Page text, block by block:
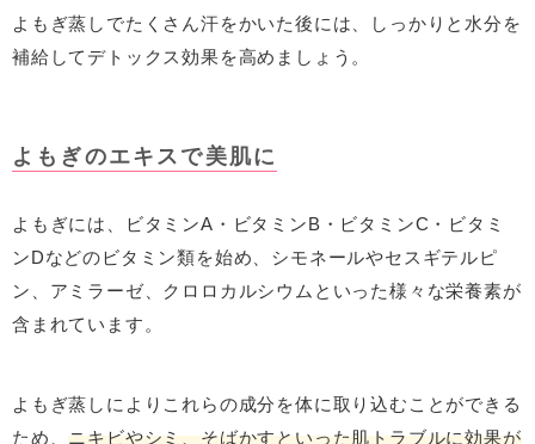
よもぎ蒸しでたくさん汗をかいた後には、しっかりと水分を
補給してデトックス効果を高めましょう。
よもぎのエキスで美肌に
よもぎには、ビタミンA・ビタミンB・ビタミンC・ビタミ
ンDなどのビタミン類を始め、シモネールやセスギテルピ
ン、アミラーゼ、クロロカルシウムといった様々な栄養素が
含まれています。
よもぎ蒸しによりこれらの成分を体に取り込むことができる
ため、ニキビやシミ、そばかすといった肌トラブルに効果が